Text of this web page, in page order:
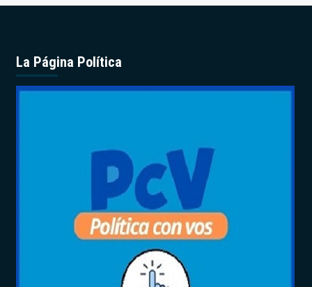
La Página Política